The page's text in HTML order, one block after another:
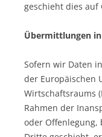
geschieht dies auf
Übermittlungen
Sofern wir Daten
der Europäischen
Wirtschaftsraums
Rahmen der
oder Offenlegung,